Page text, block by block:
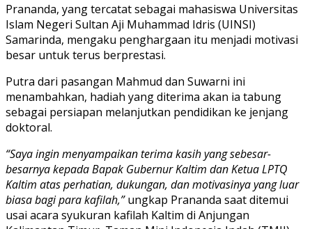
Prananda, yang tercatat sebagai mahasiswa Universitas
Islam Negeri Sultan Aji Muhammad Idris (UINSI)
Samarinda, mengaku penghargaan itu menjadi motivasi
besar untuk terus berprestasi.
Putra dari pasangan Mahmud dan Suwarni ini
menambahkan, hadiah yang diterima akan ia tabung
sebagai persiapan melanjutkan pendidikan ke jenjang
doktoral.
“Saya ingin menyampaikan terima kasih yang sebesar-
besarnya kepada Bapak Gubernur Kaltim dan Ketua LPTQ
Kaltim atas perhatian, dukungan, dan motivasinya yang luar
biasa bagi para kafilah,”ungkap Prananda saat ditemui
usai acara syukuran kafilah Kaltim di Anjungan